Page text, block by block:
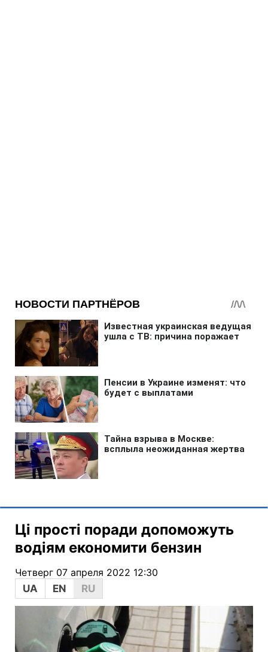
Ці прості поради допоможуть
водіям економити бензин
Четверг 07 апреля 2022 12:30
UA
EN RU